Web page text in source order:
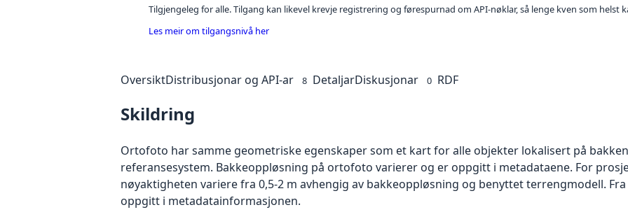
Tilgjengeleg for alle. Tilgang kan likevel krevje registrering og førespurnad om API-nøklar, så lenge kven som helst
Les meir om tilgangsnivå her
OversiktDistribusjonar og API-ar 8 DetaljarDiskusjonar 0 RDF
Skildring
Ortofoto har samme geometriske egenskaper som et kart for alle objekter lokalisert på
referansesystem. Bakkeoppløsning på ortofoto varierer og er oppgitt i metadataene. For
nøyaktigheten variere fra 0,5-2 m avhengig av bakkeoppløsning og benyttet terrengmodell.
oppgitt i metadatainformasjonen.